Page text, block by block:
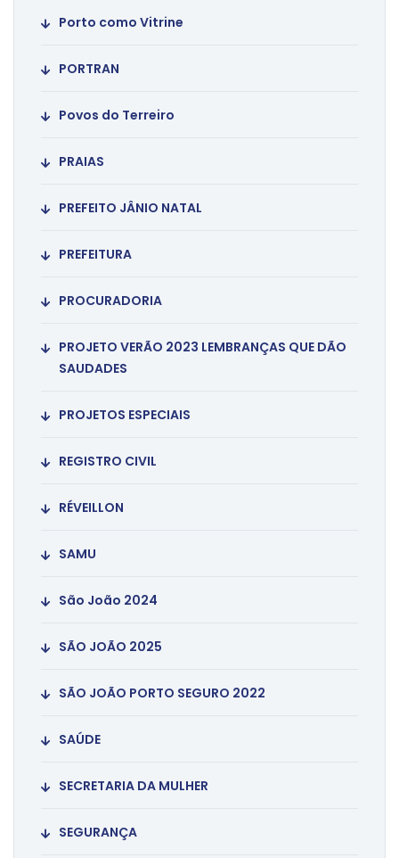
Porto como Vitrine
PORTRAN
Povos do Terreiro
PRAIAS
PREFEITO JÂNIO NATAL
PREFEITURA
PROCURADORIA
PROJETO VERÃO 2023 LEMBRANÇAS QUE DÃO
SAUDADES
PROJETOS ESPECIAIS
REGISTRO CIVIL
RÉVEILLON
SAMU
São João 2024
SÃO JOÃO 2025
SÃO JOÃO PORTO SEGURO 2022
SAÚDE
SECRETARIA DA MULHER
SEGURANÇA